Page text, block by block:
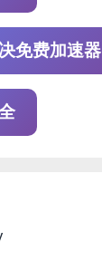
免费加速器